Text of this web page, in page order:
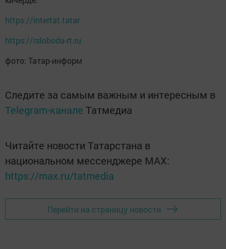
https://intertat.tatar
https://rsloboda-rt.ru
фото: Татар-информ
Следите за самым важным и интересным в
Telegram-канале Татмедиа
Читайте новости Татарстана в
национальном мессенджере MАХ:
https://max.ru/tatmedia
Перейти на страницу новости